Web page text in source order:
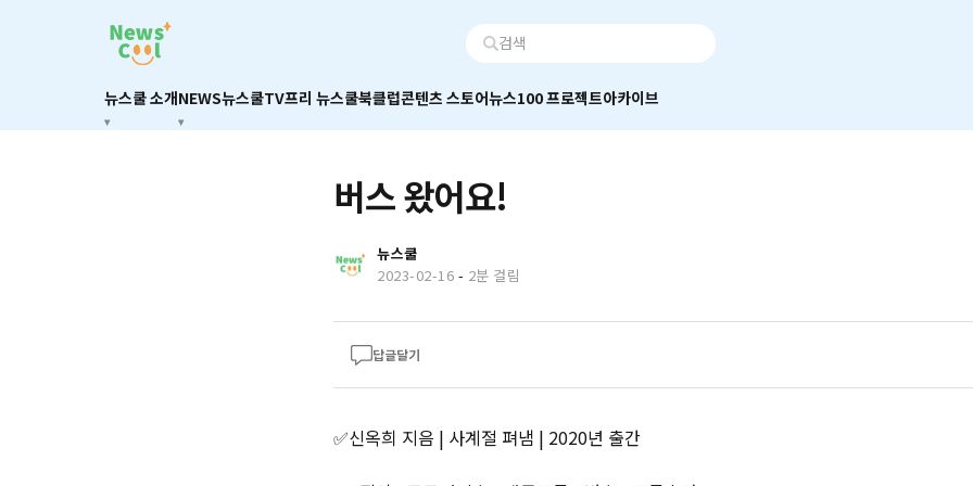
뉴스쿨 소개NEWS뉴스쿨TV프리 뉴스쿨북클럽콘텐츠 스토어뉴스100 프로젝트아카이브
버스 왔어요!
뉴스쿨
2023-02-16 - 2분 걸림
답글달기
✅신옥희 지음 | 사계절 펴냄 | 2020년 출간